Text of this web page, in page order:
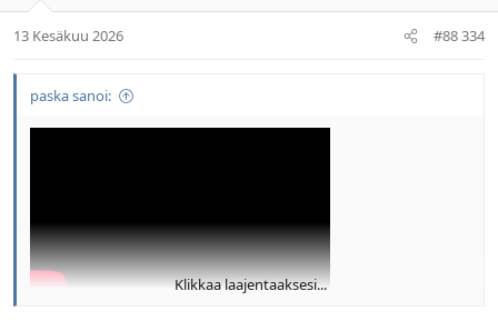
13 Kesäkuu 2026 #88 334
paska sanoi:
Klikkaa laajentaaksesi...